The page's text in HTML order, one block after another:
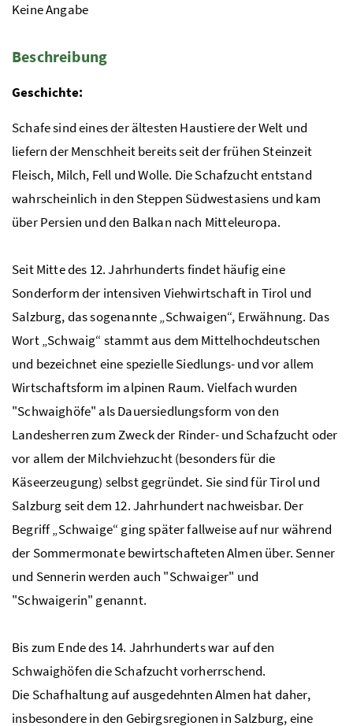
Keine Angabe
Beschreibung
Geschichte:
Schafe sind eines der ältesten Haustiere der Welt und
liefern der Menschheit bereits seit der frühen Steinzeit
Fleisch, Milch, Fell und Wolle. Die Schafzucht entstand
wahrscheinlich in den Steppen Südwestasiens und kam
über Persien und den Balkan nach Mitteleuropa.
Seit Mitte des 12. Jahrhunderts findet häufig eine
Sonderform der intensiven Viehwirtschaft in Tirol und
Salzburg, das sogenannte „Schwaigen“, Erwähnung. Das
Wort „Schwaig“ stammt aus dem Mittelhochdeutschen
und bezeichnet eine spezielle Siedlungs- und vor allem
Wirtschaftsform im alpinen Raum. Vielfach wurden
"Schwaighöfe" als Dauersiedlungsform von den
Landesherren zum Zweck der Rinder- und Schafzucht oder
vor allem der Milchviehzucht (besonders für die
Käseerzeugung) selbst gegründet. Sie sind für Tirol und
Salzburg seit dem 12. Jahrhundert nachweisbar. Der
Begriff „Schwaige“ ging später fallweise auf nur während
der Sommermonate bewirtschafteten Almen über. Senner
und Sennerin werden auch "Schwaiger" und
"Schwaigerin" genannt.
Bis zum Ende des 14. Jahrhunderts war auf den
Schwaighöfen die Schafzucht vorherrschend.
Die Schafhaltung auf ausgedehnten Almen hat daher,
insbesondere in den Gebirgsregionen in Salzburg, eine